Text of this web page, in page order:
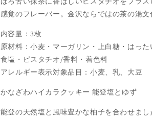
感覚のフレーバー。金沢ならではの茶の湯文
内容量：3枚
原材料：小麦・マーガリン・上白糖・はっ
食塩・ピスタチオ/香料・着色料
アレルギー表示対象品目：小麦、乳、大豆
かなざわハイカラクッキー 能登塩とゆず
能登の天然塩と風味豊かな柚子を合わせまし